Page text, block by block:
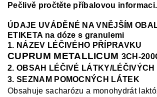
Pečlivě pročtěte příbalovou informaci.
ÚDAJE UVÁDĚNÉ NA VNĚJŠÍM
ETIKETA na dóze s granulemi
1. NÁZEV LÉČIVÉHO PŘÍPRAVKU
CUPRUM METALLICUM 3CH-
2. OBSAH LÉČIVÉ LÁTKY/LÉČIVÝCH
3. SEZNAM POMOCNÝCH LÁTEK
Obsahuje sacharózu a monohydrát